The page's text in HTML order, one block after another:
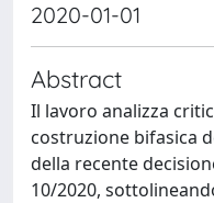
2020-01-01
Abstract
Il lavoro analizza
costruzione bifasica
della recente
10/2020,